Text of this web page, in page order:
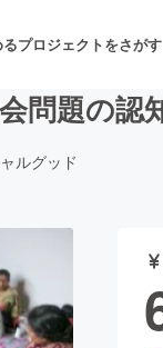
プロジェクトをさがす
舞台・パフォー
フード・飲食店
問題の認
ルグッド